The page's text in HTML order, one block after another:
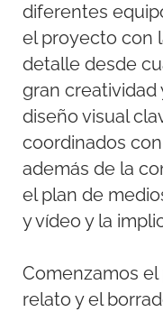
diferentes
el proyecto con
detalle desde
gran creatividad
diseño visual
coordinados
además de la
el plan de
y vídeo y la
Comenzamos
relato y el